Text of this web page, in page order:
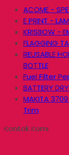
ACOME -
E PRINT -
KRISBOW -
FLAGGING
REUSABLE
BOTTLE
Fuel Filter
BATTERY
MAKITA
Trim
Kontak Kami